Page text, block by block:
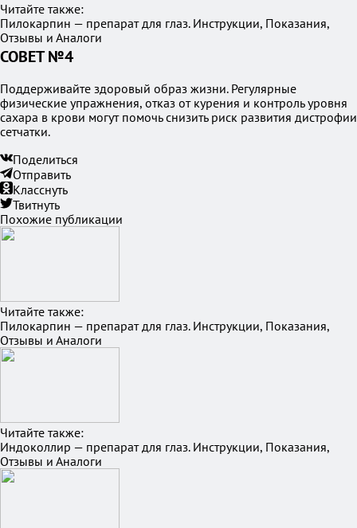
Читайте также:
Пилокарпин — препарат для глаз. Инструкции, Показания,
Отзывы и Аналоги
СОВЕТ №4
Поддерживайте здоровый образ жизни. Регулярные
физические упражнения, отказ от курения и контроль уровня
сахара в крови могут помочь снизить риск развития дистрофии
сетчатки.
Поделиться
Отправить
Класснуть
Твитнуть
Похожие публикации
Читайте также:
Пилокарпин — препарат для глаз. Инструкции, Показания,
Отзывы и Аналоги
Читайте также:
Индоколлир — препарат для глаз. Инструкции, Показания,
Отзывы и Аналоги